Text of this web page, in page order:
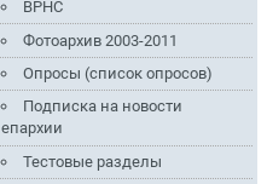
ВРНС
Фотоархив 2003-2011
Опросы (список опросов)
Подписка на новости
епархии
Тестовые разделы